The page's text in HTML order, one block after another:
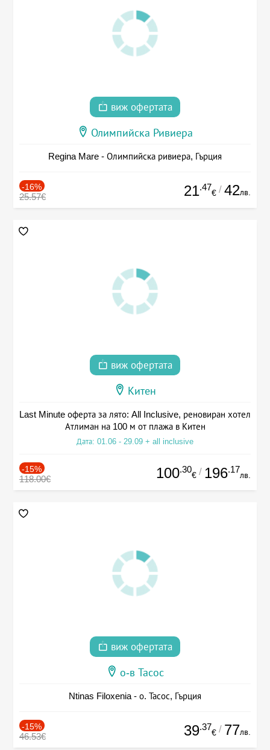
виж офертата
Олимпийска Ривиера
Regina Mare - Олимпийска ривиера, Гърция
-16%
25.57€ 21.47
€ / 42лв.
виж офертата
Китен
Last Minute оферта за лято: All Inclusive, реновиран хотел
Атлиман на 100 м от плажа в Китен
Дата: 01.06 - 29.09 + all inclusive
-15%
118.00€ 100.30
€ / 196.17
лв.
виж офертата
о-в Тасос
Ntinas Filoxenia - о. Тасос, Гърция
-15%
46.53€ 39.37
€ / 77лв.